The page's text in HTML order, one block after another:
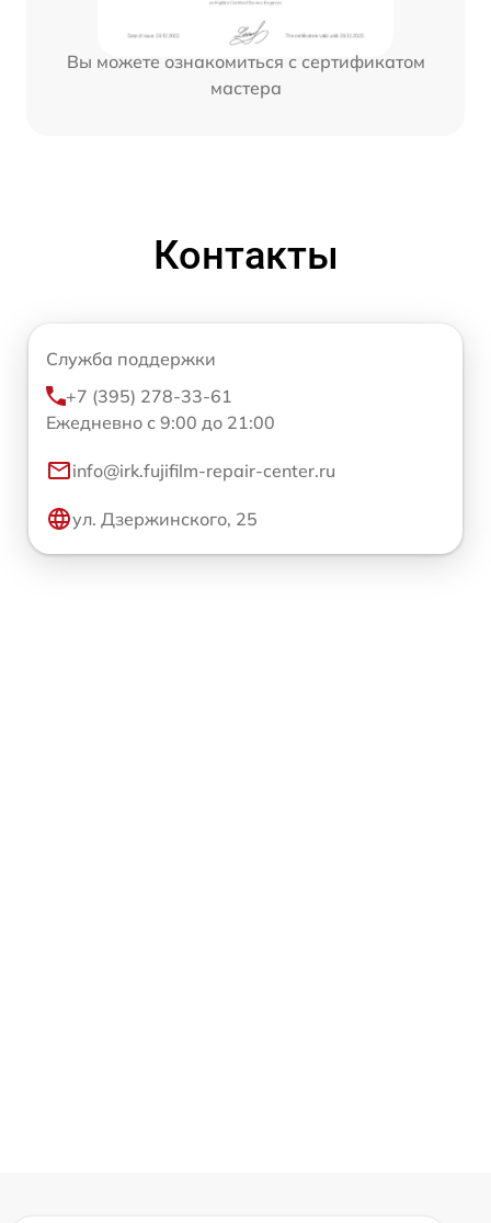
Вы можете ознакомиться с сертификатом
мастера
Контакты
Служба поддержки
+7 (395) 278-33-61
Ежедневно с 9:00 до 21:00
info@irk.fujifilm-repair-center.ru
ул. Дзержинского, 25